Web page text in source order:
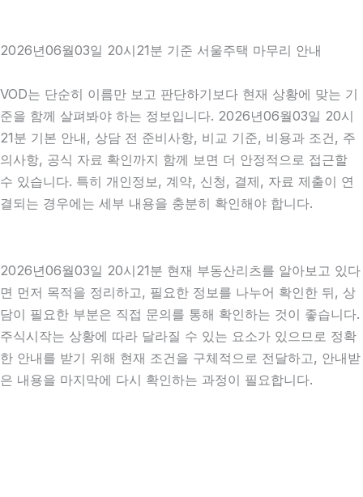
2026년06월03일 20시21분 기준 서울주택 마무리 안내
VOD는 단순히 이름만 보고 판단하기보다 현재 상황에 맞는 기
준을 함께 살펴봐야 하는 정보입니다. 2026년06월03일 20시
21분 기본 안내, 상담 전 준비사항, 비교 기준, 비용과 조건, 주
의사항, 공식 자료 확인까지 함께 보면 더 안정적으로 접근할
수 있습니다. 특히 개인정보, 계약, 신청, 결제, 자료 제출이 연
결되는 경우에는 세부 내용을 충분히 확인해야 합니다.
2026년06월03일 20시21분 현재 부동산리츠를 알아보고 있다
면 먼저 목적을 정리하고, 필요한 정보를 나누어 확인한 뒤, 상
담이 필요한 부분은 직접 문의를 통해 확인하는 것이 좋습니다.
주식시작는 상황에 따라 달라질 수 있는 요소가 있으므로 정확
한 안내를 받기 위해 현재 조건을 구체적으로 전달하고, 안내받
은 내용을 마지막에 다시 확인하는 과정이 필요합니다.